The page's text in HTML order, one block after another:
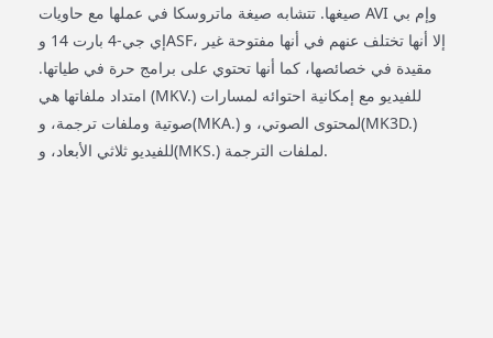
صيغها. تتشابه صيغة ماتروسكا في عملها مع حاويات AVI وإم بي
إي جي-4 بارت 14 وASF، إلا أنها تختلف عنهم في أنها مفتوحة غير
مقيدة في خصائصها، كما أنها تحتوي على برامج حرة في طياتها.
امتداد ملفاتها هي (MKV.) للفيديو مع إمكانية احتوائه لمسارات
صوتية وملفات ترجمة، و(MKA.) لمحتوى الصوتي، و(MK3D.)
للفيديو ثلاثي الأبعاد، و(MKS.) لملفات الترجمة.